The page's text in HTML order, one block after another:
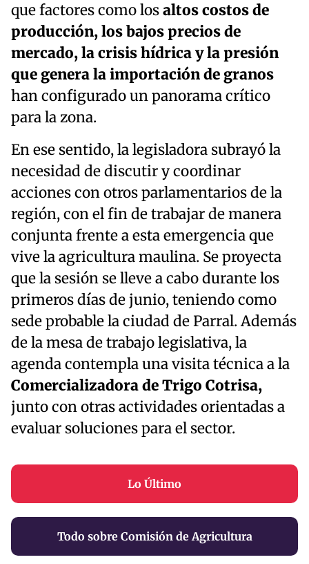
que factores como losaltos costos de
producción, los bajos precios de
mercado, la crisis hídrica y la presión
que genera la importación de granos
han configurado un panorama crítico
para la zona.
En ese sentido, la legisladora subrayó la
necesidad de discutir y coordinar
acciones con otros parlamentarios de la
región, con el fin de trabajar de manera
conjunta frente a esta emergencia que
vive la agricultura maulina. Se proyecta
que la sesión se lleve a cabo durante los
primeros días de junio, teniendo como
sede probable la ciudad de Parral. Además
de la mesa de trabajo legislativa, la
agenda contempla una visita técnica a la
Comercializadora de Trigo Cotrisa,
junto con otras actividades orientadas a
evaluar soluciones para el sector.
Lo Último
Todo sobre Comisión de Agricultura